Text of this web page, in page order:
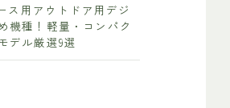
ス用アウトドア用デジ
機種！軽量・コンパク
デル厳選9選